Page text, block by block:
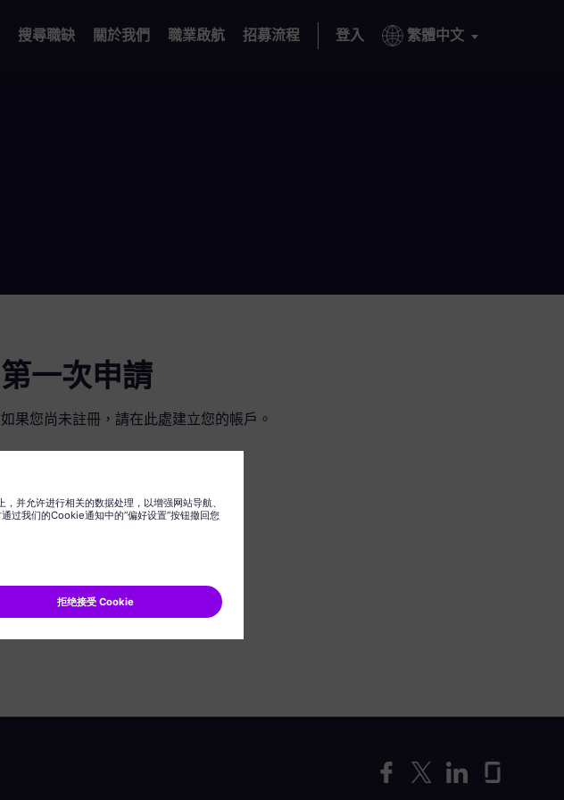
搜尋職缺 關於我們 職業啟航 招募流程 登入 繁體中文
第一次申請
如果您尚未註冊，請在此處建立您的帳戶。